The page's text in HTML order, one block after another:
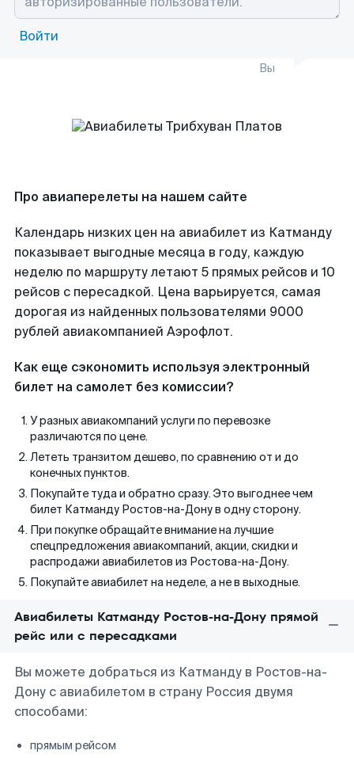
Войти
Вы
Про авиаперелеты на нашем сайте
Календарь низких цен на авиабилет из Катманду
показывает выгодные месяца в году, каждую
неделю по маршруту летают 5 прямых рейсов и 10
рейсов с пересадкой. Цена варьируется, самая
дорогая из найденных пользователями 9000
рублей авиакомпанией Аэрофлот.
Как еще сэкономить используя электронный
билет на самолет без комиссии?
У разных авиакомпаний услуги по перевозке
различаются по цене.
Лететь транзитом дешево, по сравнению от и до
конечных пунктов.
Покупайте туда и обратно сразу. Это выгоднее чем
билет Катманду Ростов-на-Дону в одну сторону.
При покупке обращайте внимание на лучшие
спецпредложения авиакомпаний, акции, скидки и
распродажи авиабилетов из Ростова-на-Дону.
Покупайте авиабилет на неделе, а не в выходные.
Авиабилеты Катманду Ростов-на-Дону прямой
рейс или с пересадками
Вы можете добраться из Катманду в Ростов-на-
Дону с авиабилетом в страну Россия двумя
способами:
прямым рейсом